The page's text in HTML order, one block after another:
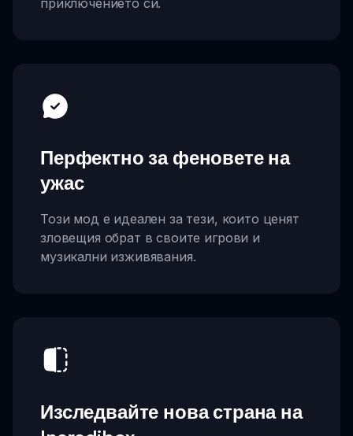
Перфектно за феновете на
ужас
Този мод е идеален за тези, които ценят
зловещия обрат в своите игрови и
музикални изживявания.
Изследвайте нова страна на